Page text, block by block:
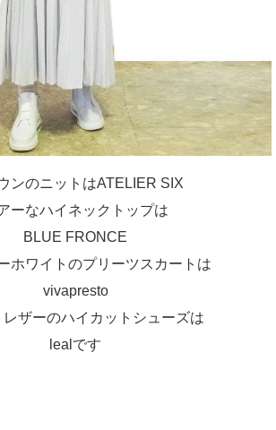
ンのニットはATELIER SIX
ーなハイネックトップは
BLUE FRONCE
ホワイトのプリーツスカートは
vivapresto
レザーのハイカットシューズは
lealです